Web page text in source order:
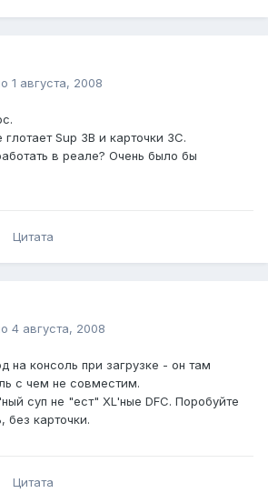
1 августа, 2008
Sup 3B и карточки 3С.
в реале? Очень было бы
Цитата
4 августа, 2008
на консоль при загрузке - он там
с чем не совместим.
суп не "ест" XL'ные DFC. Поробуйте
без карточки.
Цитата